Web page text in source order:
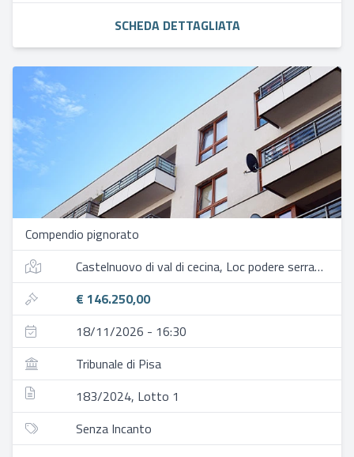
SCHEDA DETTAGLIATA
Compendio pignorato
Castelnuovo di val di cecina, Loc podere serrapereta
€ 146.250,00
18/11/2026 - 16:30
Tribunale di Pisa
183/2024, Lotto 1
Senza Incanto